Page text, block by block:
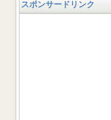
スポンサードリンク